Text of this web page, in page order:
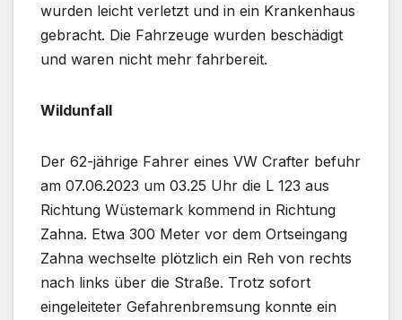
wurden leicht verletzt und in ein Krankenhaus
gebracht. Die Fahrzeuge wurden beschädigt
und waren nicht mehr fahrbereit.
Wildunfall
Der 62-jährige Fahrer eines VW Crafter befuhr
am 07.06.2023 um 03.25 Uhr die L 123 aus
Richtung Wüstemark kommend in Richtung
Zahna. Etwa 300 Meter vor dem Ortseingang
Zahna wechselte plötzlich ein Reh von rechts
nach links über die Straße. Trotz sofort
eingeleiteter Gefahrenbremsung konnte ein